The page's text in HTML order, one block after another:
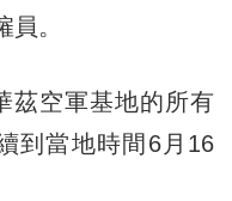
。
空軍基地的所有
到當地時間6月16